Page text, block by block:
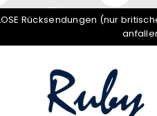
Rücksendungen (nur